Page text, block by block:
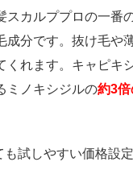
スカルププロの一番
成分です。抜け毛や
くれます。キャピキ
ミノキシジルの約3
も試しやすい価格設